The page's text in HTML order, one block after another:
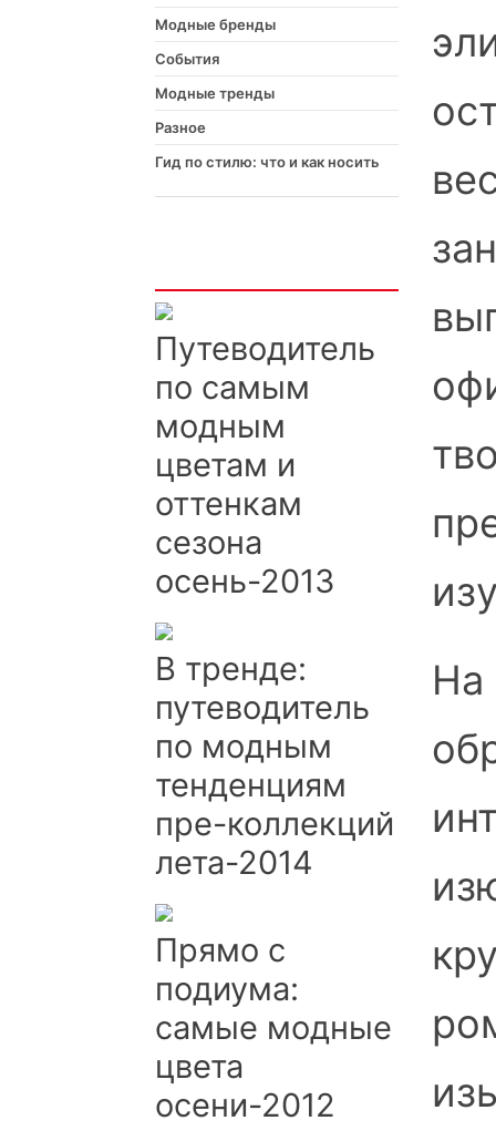
Модные бренды
События
Модные тренды
Разное
Гид по стилю: что и как носить
Путеводитель
по самым
модным
цветам и
оттенкам
сезона
осень-2013
В тренде:
путеводитель
по модным
тенденциям
пре-коллекций
лета-2014
Прямо с
подиума:
самые модные
цвета
осени-2012
На